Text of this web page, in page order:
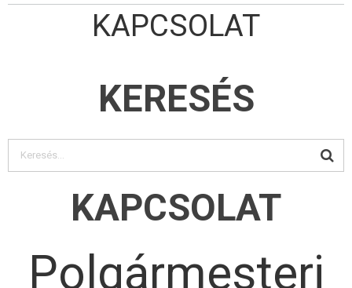
KAPCSOLAT
KERESÉS
KAPCSOLAT
Polgármesteri